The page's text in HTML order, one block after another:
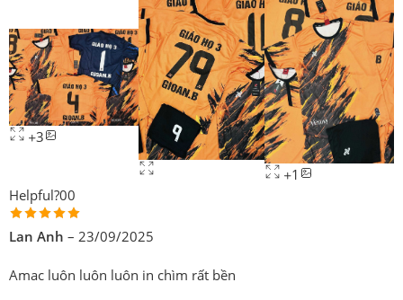
3
1
Helpful?00
Được xếp
sao
Lan Anh – 23/09/2025
Amac luôn luôn luôn in chìm rất bền